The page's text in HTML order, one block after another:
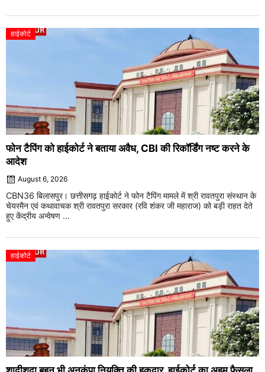
हाईकोर्ट
फोन टैपिंग को हाईकोर्ट ने बताया अवैध, CBI की रिकॉर्डिंग नष्ट करने के
आदेश
August 6, 2026
CBN36 बिलासपुर। छत्तीसगढ़ हाईकोर्ट ने फोन टैपिंग मामले में श्री रावतपुरा संस्थान के
चेयरमैन एवं कथावाचक श्री रावतपुरा सरकार (रवि शंकर जी महाराज) को बड़ी राहत देते
हुए केंद्रीय अन्वेषण ...
हाईकोर्ट